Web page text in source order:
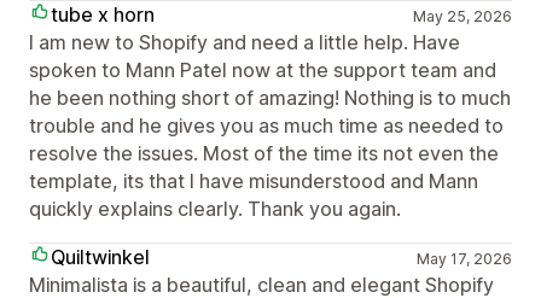
tube x horn
May 25, 2026
I am new to Shopify and need a little help. Have
spoken to Mann Patel now at the support team and
he been nothing short of amazing! Nothing is to much
trouble and he gives you as much time as needed to
resolve the issues. Most of the time its not even the
template, its that I have misunderstood and Mann
quickly explains clearly. Thank you again.
Quiltwinkel
May 17, 2026
Minimalista is a beautiful, clean and elegant Shopify